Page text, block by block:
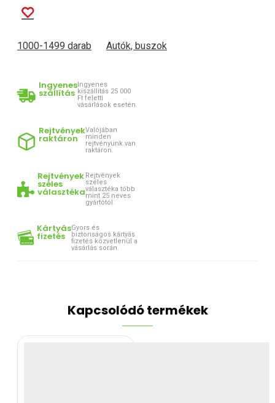
1000-1499 darab Autók, buszok
Ingyenes
szállítás
Ingyenes
kiszállítás 25 000
Ft feletti
vásárlások esetén.
Rejtvények
raktáron
Valójában
minden
rejtvényünk van
raktáron.
Rejtvények
széles
választéka
Rejtvények
széles
választéka több
mint 25 neves
gyártótól.
Kártyás
fizetés
Gyors és
biztonságos kártyás
fizetés közvetlenül a
vásárlás során.
Kapcsolódó termékek